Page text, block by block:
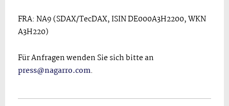
FRA: NA9 (SDAX/TecDAX, ISIN DE000A3H2200, WKN
A3H220)
Für Anfragen wenden Sie sich bitte an
press@nagarro.com.